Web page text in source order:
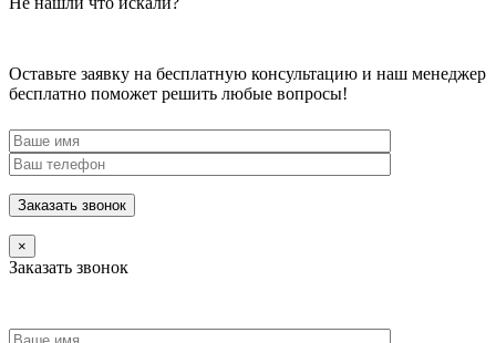
Оставьте заявку на бесплатную консультацию и наш менеджер
бесплатно поможет решить любые вопросы!
×
Заказать звонок